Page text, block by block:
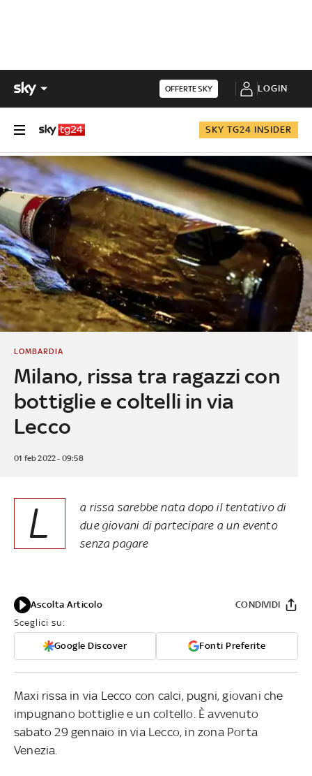
OFFERTE SKY LOGIN
SKY TG24 INSIDER
Milano, rissa tra ragazzi con
bottiglie e coltelli in via
Lecco
LOMBARDIA
01 feb 2022 - 09:58
L
a rissa sarebbe nata dopo il tentativo di
due giovani di partecipare a un evento
senza pagare
Ascolta Articolo
Sceglici su:
Google Discover Fonti Preferite
CONDIVIDI
Maxi rissa in via Lecco con calci, pugni, giovani che
impugnano bottiglie e un coltello. È avvenuto
sabato 29 gennaio in via Lecco, in zona Porta
Venezia.